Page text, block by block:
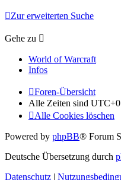
Zur erweiterten Suche
Gehe zu
World of Warcraft
Infos
Foren-Übersicht
Alle Zeiten sind
Alle Cookies löschen
Powered by phpBB® Forum
Deutsche Übersetzung durch
Datenschutz |